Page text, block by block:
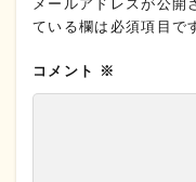
メールアドレスが公開
ている欄は必須項目で
コメント ※